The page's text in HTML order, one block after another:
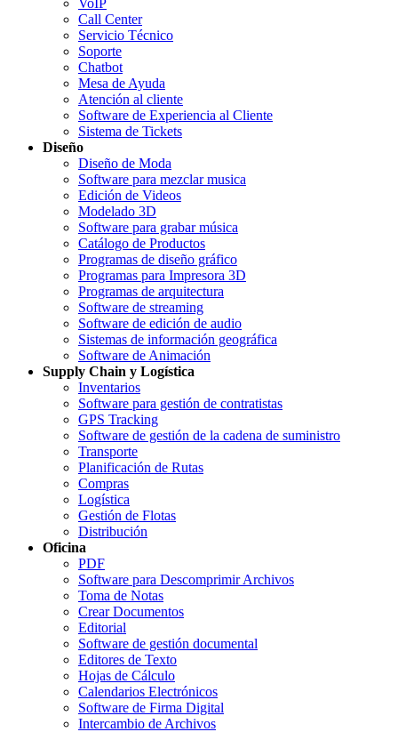
VoIP
Call Center
Servicio Técnico
Soporte
Chatbot
Mesa de Ayuda
Atención al cliente
Software de Experiencia al Cliente
Sistema de Tickets
Diseño
Diseño de Moda
Software para mezclar musica
Edición de Videos
Modelado 3D
Software para grabar música
Catálogo de Productos
Programas de diseño gráfico
Programas para Impresora 3D
Programas de arquitectura
Software de streaming
Software de edición de audio
Sistemas de información geográfica
Software de Animación
Supply Chain y Logística
Inventarios
Software para gestión de contratistas
GPS Tracking
Software de gestión de la cadena de suministro
Transporte
Planificación de Rutas
Compras
Logística
Gestión de Flotas
Distribución
Oficina
PDF
Software para Descomprimir Archivos
Toma de Notas
Crear Documentos
Editorial
Software de gestión documental
Editores de Texto
Hojas de Cálculo
Calendarios Electrónicos
Software de Firma Digital
Intercambio de Archivos